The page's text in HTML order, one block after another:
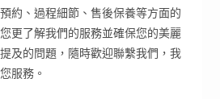
約、過程細節、售後保養等方面的
更了解我們的服務並確保您的美麗
及的問題，隨時歡迎聯繫我們，我
服務。